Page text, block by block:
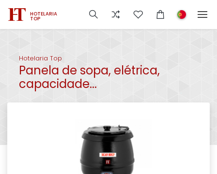
HOTELARIA
TOP
Hotelaria Top
Panela de sopa, elétrica,
capacidade...